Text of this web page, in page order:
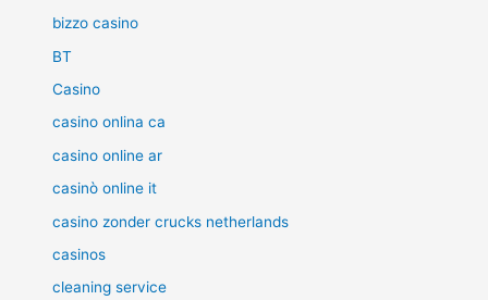
bizzo casino
BT
Casino
casino onlina ca
casino online ar
casinò online it
casino zonder crucks netherlands
casinos
cleaning service